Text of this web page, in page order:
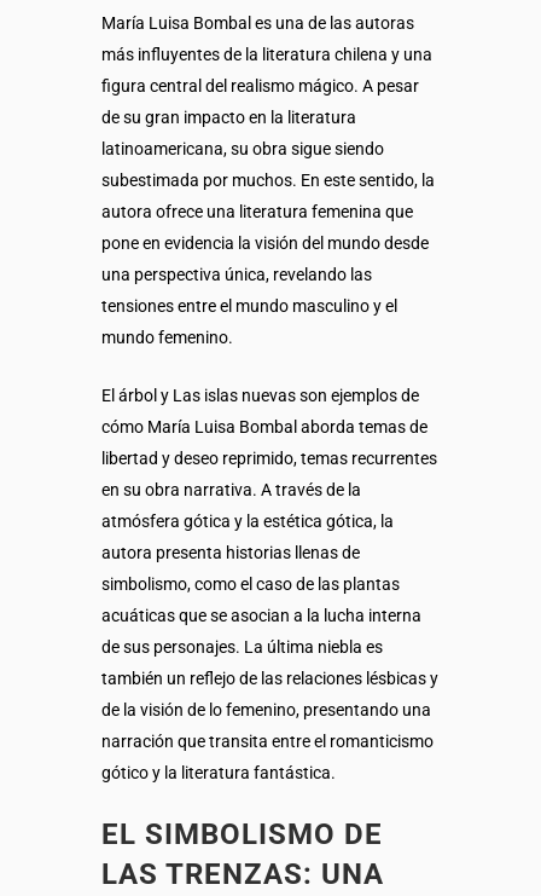
María Luisa Bombal es una de las autoras
más influyentes de la literatura chilena y una
figura central del realismo mágico. A pesar
de su gran impacto en la literatura
latinoamericana, su obra sigue siendo
subestimada por muchos. En este sentido, la
autora ofrece una literatura femenina que
pone en evidencia la visión del mundo desde
una perspectiva única, revelando las
tensiones entre el mundo masculino y el
mundo femenino.
El árbol y Las islas nuevas son ejemplos de
cómo María Luisa Bombal aborda temas de
libertad y deseo reprimido, temas recurrentes
en su obra narrativa. A través de la
atmósfera gótica y la estética gótica, la
autora presenta historias llenas de
simbolismo, como el caso de las plantas
acuáticas que se asocian a la lucha interna
de sus personajes. La última niebla es
también un reflejo de las relaciones lésbicas y
de la visión de lo femenino, presentando una
narración que transita entre el romanticismo
gótico y la literatura fantástica.
EL SIMBOLISMO DE
LAS TRENZAS: UNA